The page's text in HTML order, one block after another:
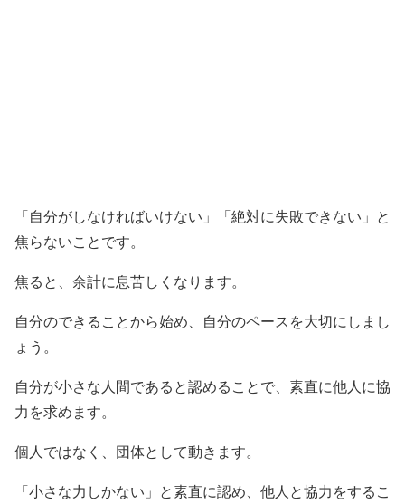
「自分がしなければいけない」「絶対に失敗できない」と
焦らないことです。
焦ると、余計に息苦しくなります。
自分のできることから始め、自分のペースを大切にしまし
ょう。
自分が小さな人間であると認めることで、素直に他人に協
力を求めます。
個人ではなく、団体として動きます。
「小さな力しかない」と素直に認め、他人と協力をするこ